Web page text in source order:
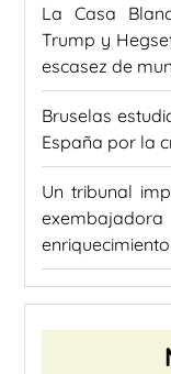
La Casa
Trump y
escasez de
Bruselas
España por la
Un tribunal